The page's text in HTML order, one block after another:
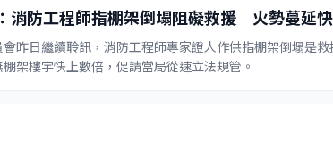
消防工程師指棚架倒塌阻礙救援 火勢蔓延
昨日繼續聆訊，消防工程師專家證人作供指棚架倒塌是
架樓宇快上數倍，促請當局從速立法規管。